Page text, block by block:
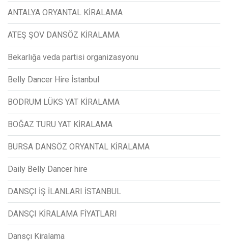
ANTALYA ORYANTAL KİRALAMA
ATEŞ ŞOV DANSÖZ KİRALAMA
Bekarlığa veda partisi organizasyonu
Belly Dancer Hire İstanbul
BODRUM LÜKS YAT KİRALAMA
BOĞAZ TURU YAT KİRALAMA
BURSA DANSÖZ ORYANTAL KİRALAMA
Daily Belly Dancer hire
DANSÇI İŞ İLANLARI İSTANBUL
DANSÇI KİRALAMA FİYATLARI
Dansçı Kiralama